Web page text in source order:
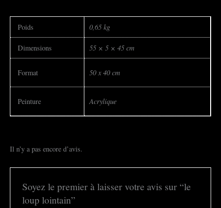
Poids 0,65 kg
Dimensions 55 × 5 × 45 cm
Format 50 x 40 cm
Peinture Acrylique
Il n’y a pas encore d’avis.
Soyez le premier à laisser votre avis sur “le
loup lointain”